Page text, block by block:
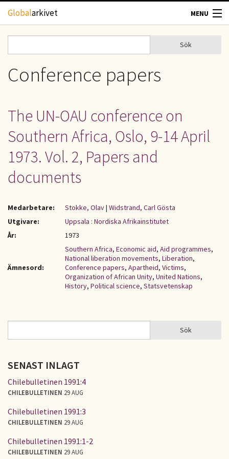
Hoppa till huvudinnehåll
Globalarkivet MENU
TIDSKRIFTER
GEOGRAFI
UPPHOVSRÄTT
KONTAKT
Sökformulär
Sök
Conference papers
The UN-OAU conference on
Southern Africa, Oslo, 9-14 April
1973. Vol. 2, Papers and
documents
Medarbetare: Stokke, Olav| Widstrand, Carl Gösta
Utgivare:
Uppsala : Nordiska Afrikainstitutet
År:
1973
Ämnesord:
Southern Africa, Economic aid, Aid programmes,
National liberation movements, Liberation,
Conference papers, Apartheid, Victims,
Organization of African Unity, United Nations,
History, Political science, Statsvetenskap
SÖKFORMULÄR Sök
SENAST INLAGT
Chilebulletinen 1991:4
CHILEBULLETINEN 29 AUG
Chilebulletinen 1991:3
CHILEBULLETINEN 29 AUG
Chilebulletinen 1991:1-2
CHILEBULLETINEN 29 AUG